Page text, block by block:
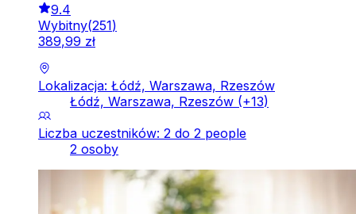
9.4
Wybitny(251)
389,99 zł
Lokalizacja: Łódź, Warszawa, Rzeszów
Łódź, Warszawa, Rzeszów (+13)
Liczba uczestników: 2 do 2 people
2 osoby